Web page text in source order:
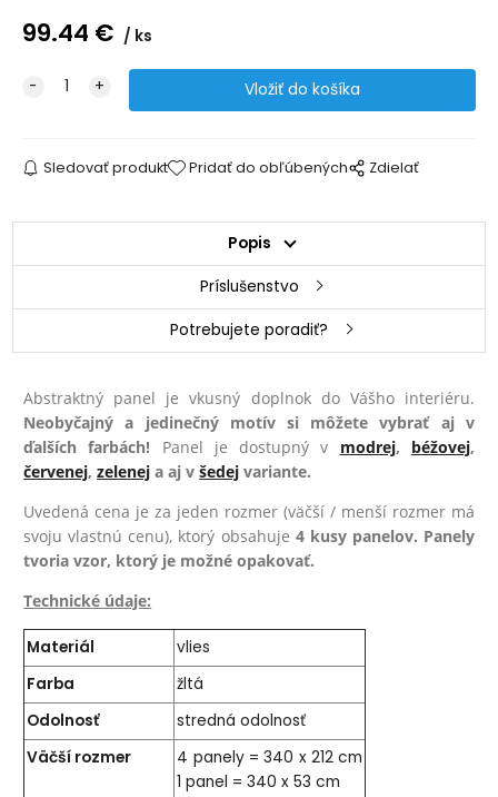
99.44 € ks
Sledovať produkt Pridať do obľúbených Zdielať
Popis
Príslušenstvo
Potrebujete poradiť?
Abstraktný panel je vkusný doplnok do Vášho interiéru.
Neobyčajný a jedinečný motív si môžete vybrať aj v
ďalších farbách! Panel je dostupný v modrej, béžovej,
červenej,zelenej a aj všedej variante.
Uvedená cena je za jeden rozmer (väčší / menší rozmer má
svoju vlastnú cenu), ktorý obsahuje 4 kusy panelov. Panely
tvoria vzor, ktorý je možné opakovať.
Technické údaje:
Materiál
vlies
Farba
žltá
Odolnosť
stredná odolnosť
Väčší rozmer
4 panely = 340 x 212 cm
1 panel = 340 x 53 cm